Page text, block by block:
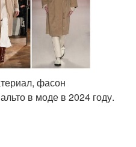
фасон
в моде в 2024 году.